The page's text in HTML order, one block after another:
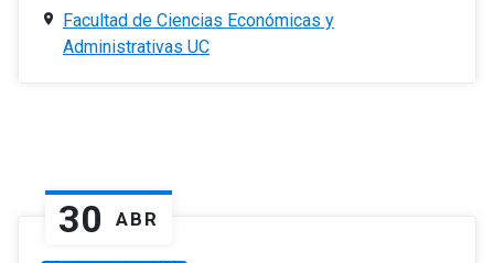
Facultad de Ciencias Económicas y
Administrativas UC
30 ABR